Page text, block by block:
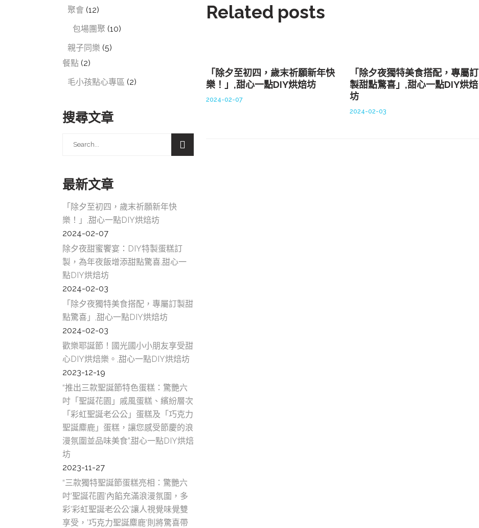
Related posts
「除夕至初四，歲末祈願新年快
樂！」,甜心一點DIY烘焙坊
2024-02-07
「除夕夜獨特美食搭配，專屬訂
製甜點驚喜」,甜心一點DIY烘焙
坊
2024-02-03
聚會 (12)
包場團聚 (10)
親子同樂 (5)
餐點 (2)
毛小孩點心專區 (2)
搜尋文章
最新文章
「除夕至初四，歲末祈願新年快
樂！」,甜心一點DIY烘焙坊
2024-02-07
除夕夜甜蜜饗宴：DIY特製蛋糕訂
製，為年夜飯增添甜點驚喜,甜心一
點DIY烘焙坊
2024-02-03
「除夕夜獨特美食搭配，專屬訂製甜
點驚喜」,甜心一點DIY烘焙坊
2024-02-03
歡樂耶誕節！國光國小小朋友享受甜
心DIY烘焙樂。,甜心一點DIY烘焙坊
2023-12-19
“推出三款聖誕節特色蛋糕：驚艷六
吋「聖誕花園」戚風蛋糕、繽紛層次
「彩虹聖誕老公公」蛋糕及「巧克力
聖誕麋鹿」蛋糕，讓您感受節慶的浪
漫氛圍並品味美食”,甜心一點DIY烘焙
坊
2023-11-27
“三款獨特聖誕節蛋糕亮相：驚艷六
吋’聖誕花園’內餡充滿浪漫氛圍，多
彩’彩虹聖誕老公公’讓人視覺味覺雙
享受，’巧克力聖誕麋鹿’則將驚喜帶